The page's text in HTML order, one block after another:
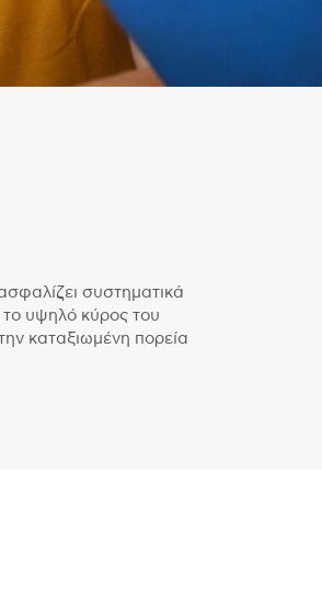
συστηματικά
υψηλό κύρος του
καταξιωμένη πορεία